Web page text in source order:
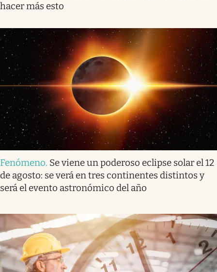
hacer más esto
Fenómeno. Se viene un poderoso eclipse solar el 12
de agosto: se verá en tres continentes distintos y
será el evento astronómico del año